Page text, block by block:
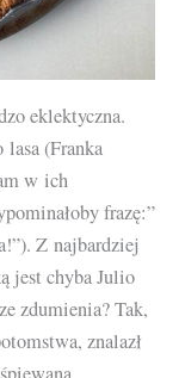
eklektyczna.
lasa (Franka
w ich
frazę:”
Z najbardziej
jest chyba Julio
zdumienia? Tak,
znalazł